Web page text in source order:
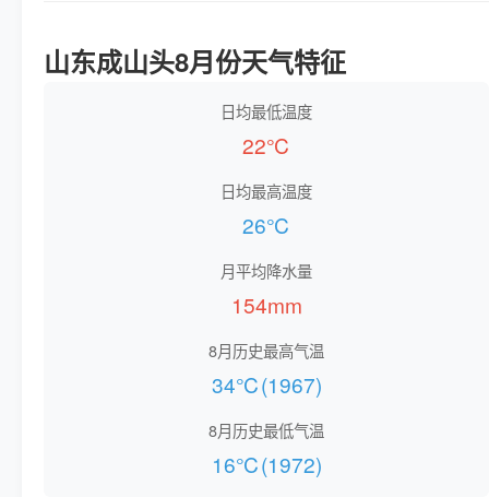
山东成山头8月份天气特征
日均最低温度
22℃
日均最高温度
26℃
月平均降水量
154mm
8月历史最高气温
34℃(1967)
8月历史最低气温
16℃(1972)